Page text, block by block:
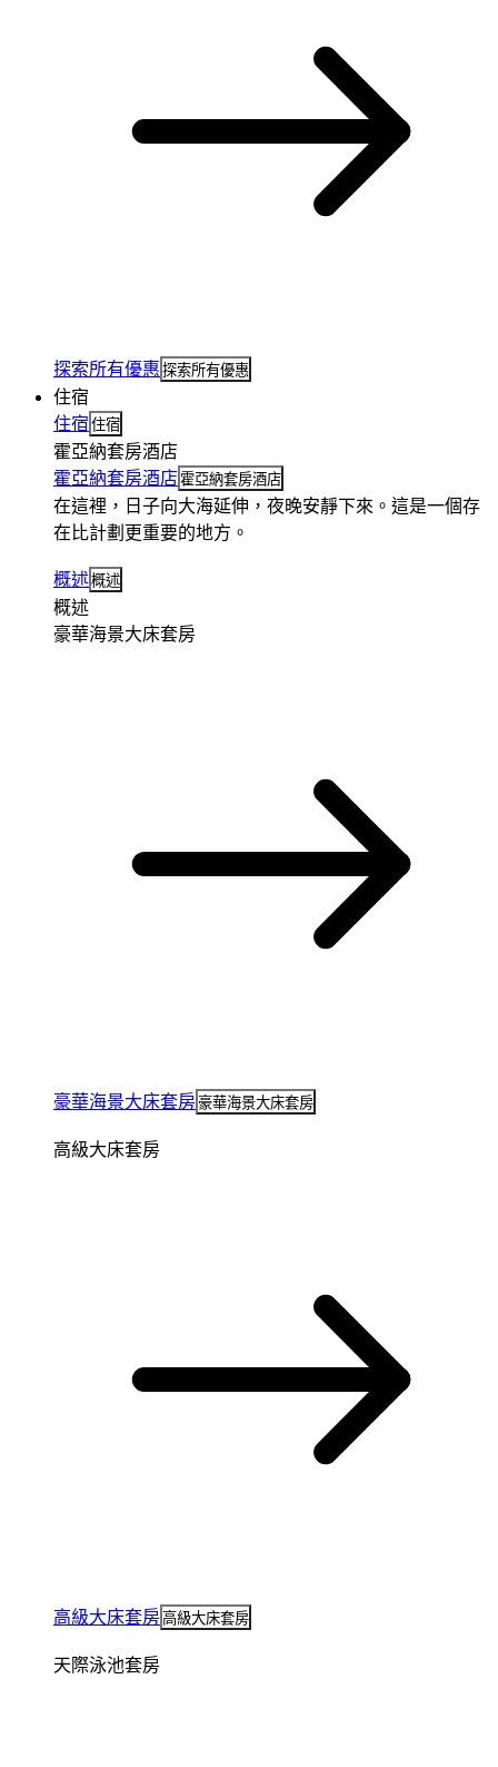
探索所有優惠 探索所有優惠
住宿
住宿 住宿
霍亞納套房酒店
霍亞納套房酒店 霍亞納套房酒店
在這裡，日子向大海延伸，夜晚安靜下來。這是一個存
在比計劃更重要的地方。
概述概述
概述
豪華海景大床套房
豪華海景大床套房豪華海景大床套房
高級大床套房
高級大床套房高級大床套房
天際泳池套房